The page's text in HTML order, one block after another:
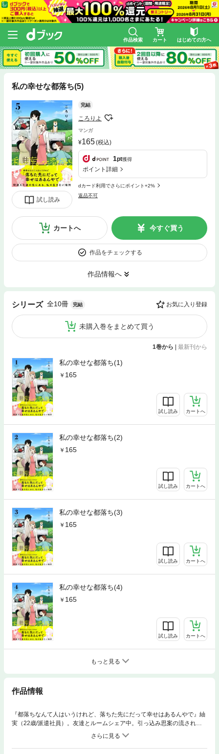
作品検索 カート はじめての方へ
私の幸せな都落ち(5)
試し読み
完結
ころりよ
マンガ
165(税込)
1pt獲得
ポイント詳細
dカード利用でさらにポイント+2%
返品不可
カートへ 今すぐ買う
作品をチェックする
作品情報へ
シリーズ 全10冊 完結 お気に入り登録
未購入巻をまとめて買う
1巻から | 最新刊から
私の幸せな都落ち(1)
165
試し読み カートへ
私の幸せな都落ち(2)
165
試し読み カートへ
私の幸せな都落ち(3)
165
試し読み カートへ
私の幸せな都落ち(4)
165
試し読み カートへ
もっと見る
作品情報
『都落ちなんて人はいうけれど、落ちた先にだって幸せはあるんやで』紬
実（22歳/派遣社員）。友達とルームシェア中。引っ込み思案の流されや
すい性格。人は優しいなんていうけど、はっきり言えない優柔不断な性格
の彼女は、それが災いして友人も仕事先も失ってしまった…「自分が大嫌
い」生きる道に迷ったまま揺れる電車に乗り、紬実が辿り着いた――『穂